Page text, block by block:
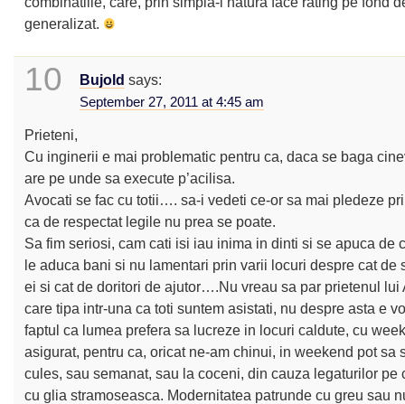
generalizat.
10 Bujold says:
September 27, 2011 at 4:45 am
Prieteni,
Cu inginerii e mai problematic pentru ca, daca se baga
are pe unde sa execute p’acilisa.
Avocati se fac cu totii…. sa-i vedeti ce-or sa mai pledeze
ca de respectat legile nu prea se poate.
Sa fim seriosi, cam cati isi iau inima in dinti si se apuca de
le aduca bani si nu lamentari prin varii locuri despre cat de
ei si cat de doritori de ajutor….Nu vreau sa par prietenul lui
care tipa intr-una ca toti suntem asistati, nu despre asta e
faptul ca lumea prefera sa lucreze in locuri caldute, cu
asigurat, pentru ca, oricat ne-am chinui, in weekend pot sa
cules, sau semanat, sau la coceni, din cauza legaturilor pe
cu glia stramoseasca. Modernitatea patrunde cu greu sau